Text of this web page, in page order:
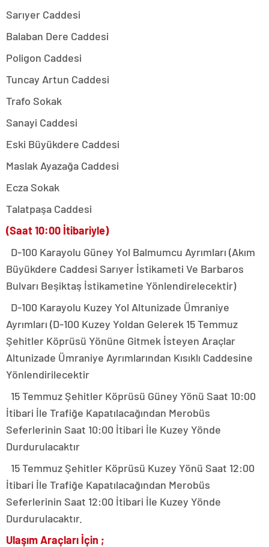
Sarıyer Caddesi
Balaban Dere Caddesi
Poligon Caddesi
Tuncay Artun Caddesi
Trafo Sokak
Sanayi Caddesi
Eski Büyükdere Caddesi
Maslak Ayazağa Caddesi
Ecza Sokak
Talatpaşa Caddesi
(Saat 10:00 İtibariyle)
D-100 Karayolu Güney Yol Balmumcu Ayrımları (Akım
Büyükdere Caddesi Sarıyer İstikameti Ve Barbaros
Bulvarı Beşiktaş İstikametine Yönlendirelecektir)
D-100 Karayolu Kuzey Yol Altunizade Ümraniye
Ayrımları (D-100 Kuzey Yoldan Gelerek 15 Temmuz
Şehitler Köprüsü Yönüne Gitmek İsteyen Araçlar
Altunizade Ümraniye Ayrımlarından Kısıklı Caddesine
Yönlendirilecektir
15 Temmuz Şehitler Köprüsü Güney Yönü Saat 10:00
İtibari İle Trafiğe Kapatılacağından Merobüs
Seferlerinin Saat 10:00 İtibari İle Kuzey Yönde
Durdurulacaktır
15 Temmuz Şehitler Köprüsü Kuzey Yönü Saat 12:00
İtibari İle Trafiğe Kapatılacağından Merobüs
Seferlerinin Saat 12:00 İtibari İle Kuzey Yönde
Durdurulacaktır.
Ulaşım Araçları İçin ;